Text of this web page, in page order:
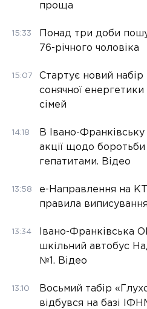
проща
15:33
Понад три доби
76-річного чоловіка
15:07
Стартує новий набір
сонячної енергетики
сімей
14:18
В Івано-
акції щодо боротьби
гепатитами. Відео
13:58
е-Направлення на
правила виписування
13:34
Івано-Франківська
шкільний автобус
№1. Відео
13:10
Восьмий табір
відбувся на базі